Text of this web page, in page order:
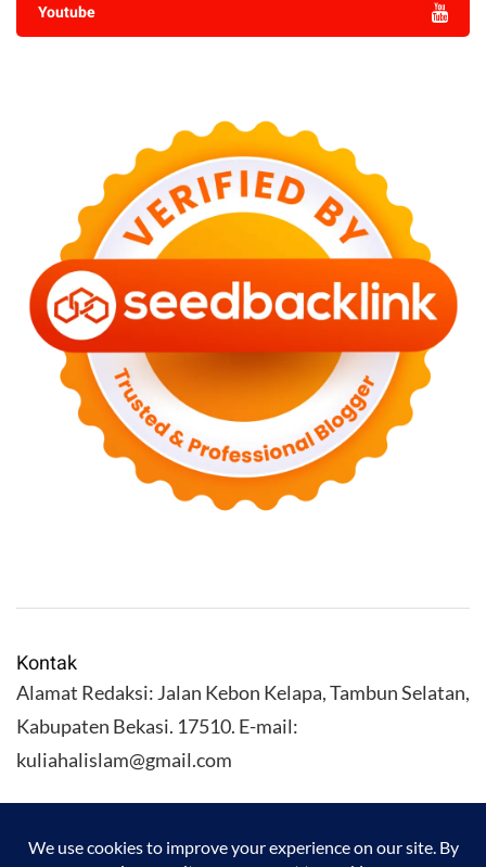
Youtube
Kontak
Alamat Redaksi: Jalan Kebon Kelapa, Tambun Selatan,
Kabupaten Bekasi. 17510. E-mail:
kuliahalislam@gmail.com